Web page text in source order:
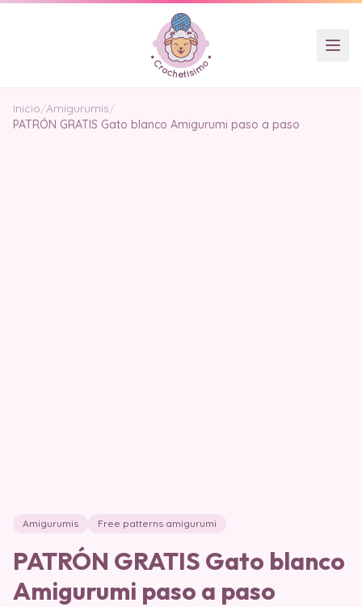
Inicio/Amigurumis/
PATRÓN GRATIS Gato blanco Amigurumi paso a paso
Amigurumis Free patterns amigurumi
PATRÓN GRATIS Gato blanco
Amigurumi paso a paso